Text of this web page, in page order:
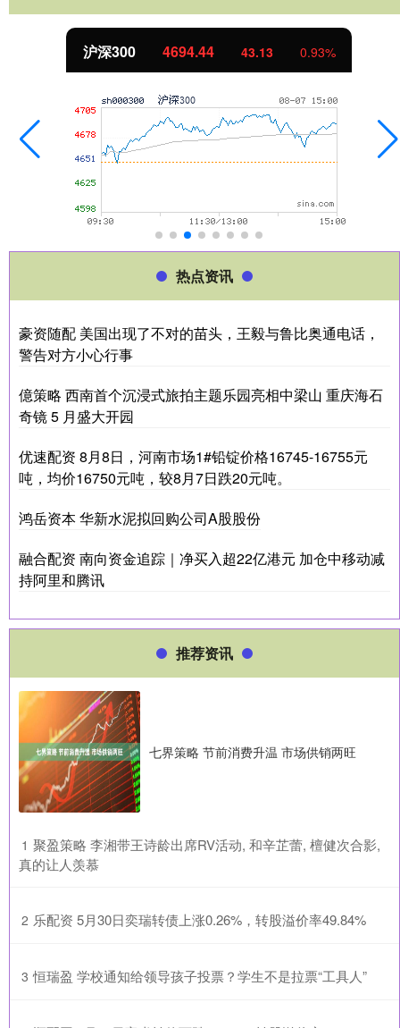
沪深300 4694.44 43.13 0.93%
热点资讯
豪资随配 美国出现了不对的苗头，王毅与鲁比奥通电话，
警告对方小心行事
億策略 西南首个沉浸式旅拍主题乐园亮相中梁山 重庆海石
奇镜 5 月盛大开园
优速配资 8月8日，河南市场1#铅锭价格16745-16755元
吨，均价16750元吨，较8月7日跌20元吨。
鸿岳资本 华新水泥拟回购公司A股股份
融合配资 南向资金追踪｜净买入超22亿港元 加仓中移动减
持阿里和腾讯
推荐资讯
七界策略 节前消费升温 市场供销两旺
1 ​聚盈策略 李湘带王诗龄出席RV活动, 和辛芷蕾, 檀健次合影,
真的让人羡慕
2 ​乐配资 5月30日奕瑞转债上涨0.26%，转股溢价率49.84%
3 ​恒瑞盈 学校通知给领导孩子投票？学生不是拉票“工具人”